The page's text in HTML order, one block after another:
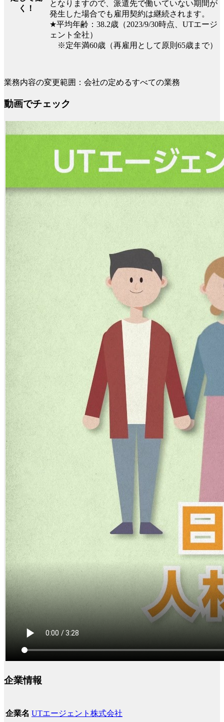
く！
となりますので、派遣先で働いていない期間が
発生した場合でも雇用契約は継続されます。
★平均年齢：38.2歳（2023/9/30時点、UTエージ
ェント全社）
※定年満60歳（再雇用として原則65歳まで）
業務内容の変更範囲：会社の定めるすべての業務
動画でチェック
企業情報
企業名 UTエージェント株式会社